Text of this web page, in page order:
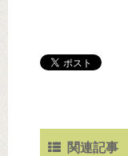
関連記事